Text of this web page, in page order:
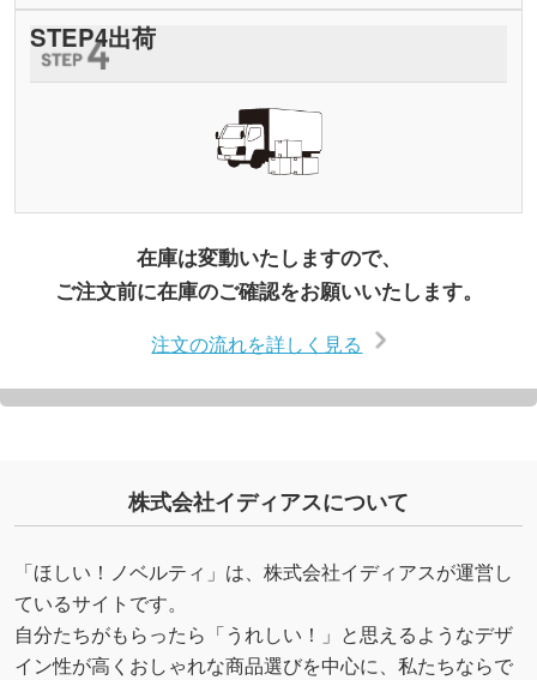
STEP4出荷
在庫は変動いたしますので、
ご注文前に在庫のご確認をお願いいたします。
注文の流れを詳しく見る
株式会社イディアスについて
「ほしい！ノベルティ」は、株式会社イディアスが運営し
ているサイトです。
自分たちがもらったら「うれしい！」と思えるようなデザ
イン性が高くおしゃれな商品選びを中心に、私たちならで